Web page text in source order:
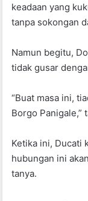
keadaan yang
tanpa sokongan
Namun begitu,
tidak gusar
“Buat masa ini,
Borgo Panigale,”
Ketika ini, Ducati
hubungan ini
tanya.